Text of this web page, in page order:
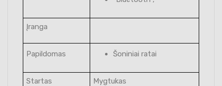
Įranga
Papildomas Šoniniai ratai
Startas Mygtukas